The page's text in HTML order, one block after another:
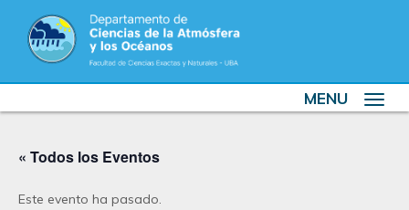
Toggle
MENU
« Todos los Eventos
Este evento ha pasado.